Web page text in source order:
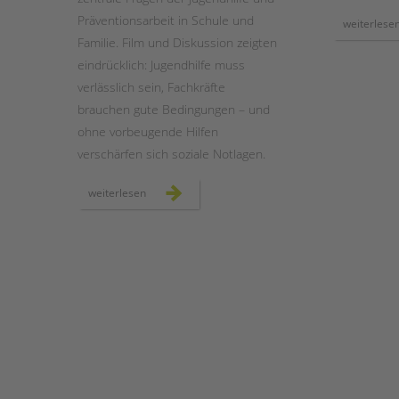
Präventionsarbeit in Schule und
Familie. Film und Diskussion zeigten
eindrücklich: Jugendhilfe muss
verlässlich sein, Fachkräfte
brauchen gute Bedingungen – und
ohne vorbeugende Hilfen
verschärfen sich soziale Notlagen.
weiterlesen
prinzip
weiterlesen